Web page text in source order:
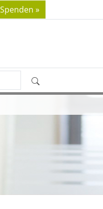
Spenden »